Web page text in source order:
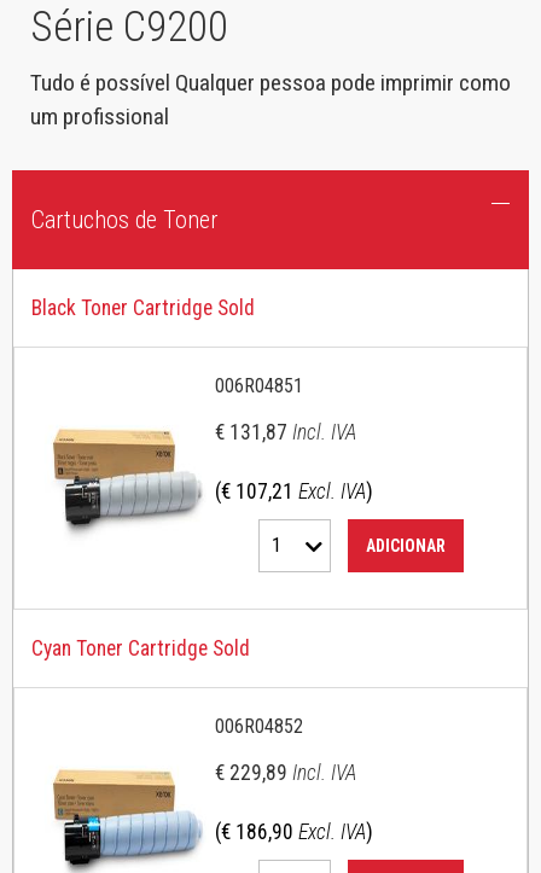
Série C9200
Tudo é possível Qualquer pessoa pode imprimir como
um profissional
Cartuchos de Toner
Black Toner Cartridge Sold
006R04851
€ 131,87 Incl. IVA
(€ 107,21 Excl. IVA)
1 ADICIONAR
Cyan Toner Cartridge Sold
006R04852
€ 229,89 Incl. IVA
(€ 186,90 Excl. IVA)